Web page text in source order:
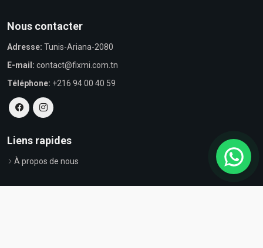
Nous contacter
Adresse: Tunis-Ariana-2080
E-mail: contact@fixmi.com.tn
Téléphone: +216 94 00 40 59
Liens rapides
À propos de nous